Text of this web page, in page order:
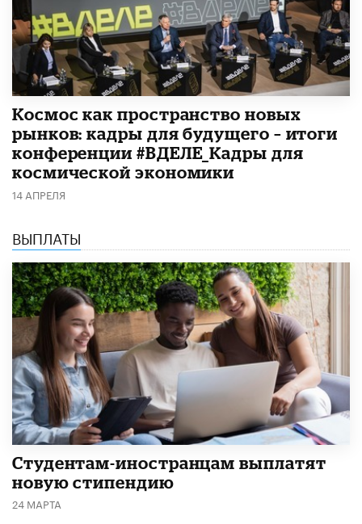
Космос как пространство новых
рынков: кадры для будущего – итоги
конференции #ВДЕЛЕ_Кадры для
космической экономики
14 АПРЕЛЯ
ВЫПЛАТЫ
Студентам-иностранцам выплатят
новую стипендию
24 МАРТА